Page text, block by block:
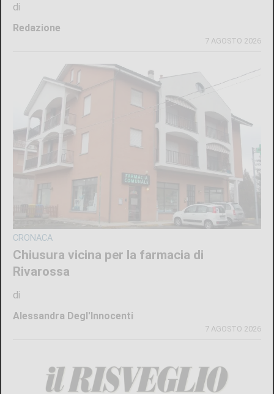
di
Redazione
7 AGOSTO 2026
CRONACA
Chiusura vicina per la farmacia di
Rivarossa
di
Alessandra Degl'Innocenti
7 AGOSTO 2026